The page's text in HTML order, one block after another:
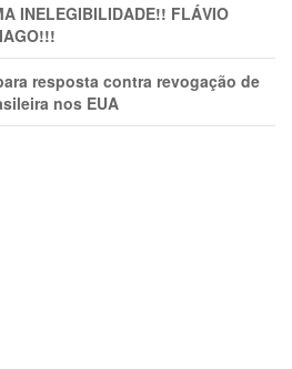
INELEGIBILIDADE!! FLÁVIO
resposta contra revogação de
nos EUA